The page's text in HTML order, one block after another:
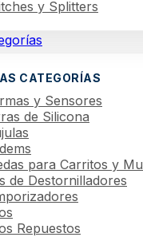
y Splitters
CATEGORÍAS
y Sensores
de Silicona
para Carritos y
de Destornilladores
Repuestos